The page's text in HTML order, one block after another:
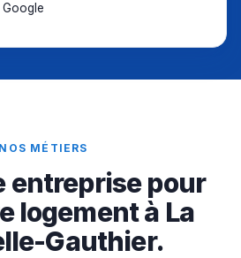
Google
NOS MÉTIERS
entreprise pour
logement à La
Gauthier.